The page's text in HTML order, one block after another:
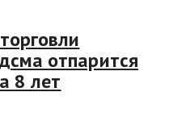
отпарится
8 лет